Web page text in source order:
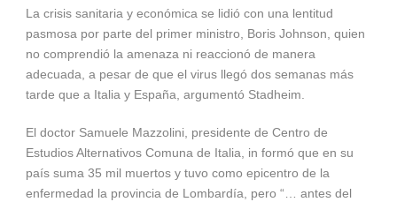
La crisis sanitaria y económica se lidió con una lentitud
pasmosa por parte del primer ministro, Boris Johnson, quien
no comprendió la amenaza ni reaccionó de manera
adecuada, a pesar de que el virus llegó dos semanas más
tarde que a Italia y España, argumentó Stadheim.
El doctor Samuele Mazzolini, presidente de Centro de
Estudios Alternativos Comuna de Italia, in formó que en su
país suma 35 mil muertos y tuvo como epicentro de la
enfermedad la provincia de Lombardía, pero “… antes del